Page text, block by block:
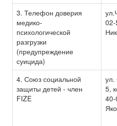
3. Телефон доверия
медико-
психологической
разгрузки
(предупреждение
суицида)
4. Союз социальной
защиты детей - член
FIZE
ул.
5,